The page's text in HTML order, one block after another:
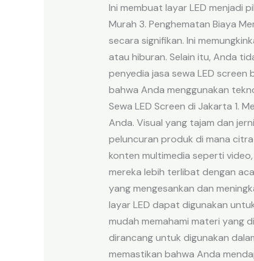
Ini membuat layar LED menjadi
Murah 3. Penghematan Biaya
secara signifikan. Ini
atau hiburan. Selain itu, Anda
penyedia jasa sewa LED
bahwa Anda menggunakan
Sewa LED Screen di Jakarta 1.
Anda. Visual yang tajam dan
peluncuran produk di mana
konten multimedia seperti
mereka lebih terlibat dengan
yang mengesankan dan
layar LED dapat digunakan
mudah memahami materi yang
dirancang untuk digunakan
memastikan bahwa Anda